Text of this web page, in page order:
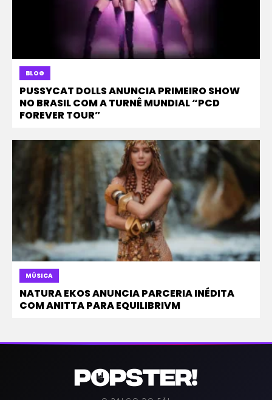
BLOG
PUSSYCAT DOLLS ANUNCIA PRIMEIRO SHOW
NO BRASIL COM A TURNÊ MUNDIAL “PCD
FOREVER TOUR”
MÚSICA
NATURA EKOS ANUNCIA PARCERIA INÉDITA
COM ANITTA PARA EQUILIBRIVM